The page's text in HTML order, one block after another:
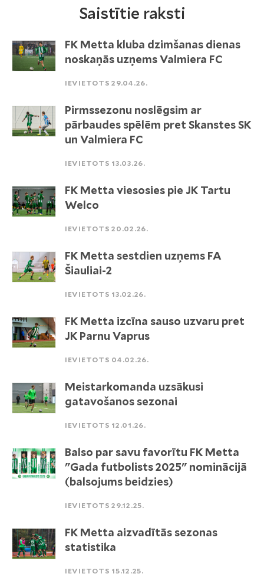
Saistītie raksti
FK Metta kluba dzimšanas dienas
noskaņās uzņems Valmiera FC
IEVIETOTS 29.04.26.
Pirmssezonu noslēgsim ar
pārbaudes spēlēm pret Skanstes SK
un Valmiera FC
IEVIETOTS 13.03.26.
FK Metta viesosies pie JK Tartu
Welco
IEVIETOTS 20.02.26.
FK Metta sestdien uzņems FA
Šiauliai-2
IEVIETOTS 13.02.26.
FK Metta izcīna sauso uzvaru pret
JK Parnu Vaprus
IEVIETOTS 04.02.26.
Meistarkomanda uzsākusi
gatavošanos sezonai
IEVIETOTS 12.01.26.
Balso par savu favorītu FK Metta
"Gada futbolists 2025" nominācijā
(balsojums beidzies)
IEVIETOTS 29.12.25.
FK Metta aizvadītās sezonas
statistika
IEVIETOTS 15.12.25.